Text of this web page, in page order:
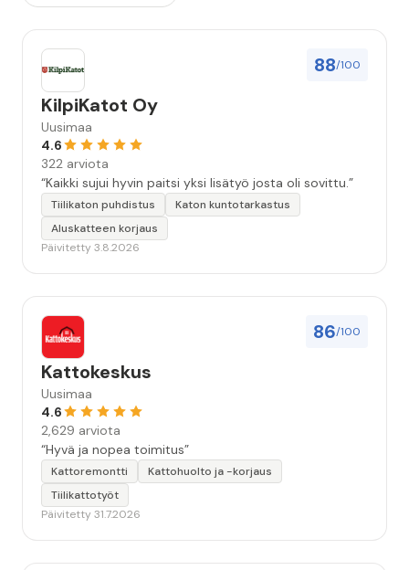
88/100
KilpiKatot Oy
Uusimaa
4.6
322 arviota
“Kaikki sujui hyvin paitsi yksi lisätyö josta oli sovittu.”
Tiilikaton puhdistus
Katon kuntotarkastus
Aluskatteen korjaus
Päivitetty 3.8.2026
86/100
Kattokeskus
Uusimaa
4.6
2,629 arviota
“Hyvä ja nopea toimitus”
Kattoremontti
Kattohuolto ja -korjaus
Tiilikattotyöt
Päivitetty 31.7.2026